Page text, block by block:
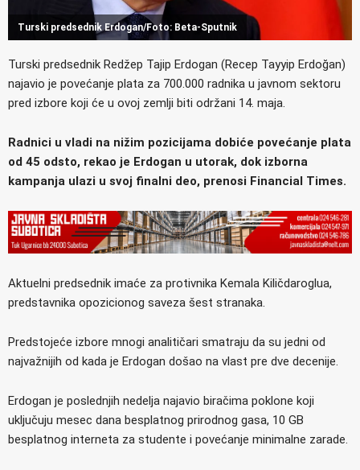
Turski predsednik Erdogan/Foto: Beta-Sputnik
Turski predsednik Redžep Tajip Erdogan (Recep Tayyip Erdoğan)
najavio je povećanje plata za 700.000 radnika u javnom sektoru
pred izbore koji će u ovoj zemlji biti održani 14. maja.
Radnici u vladi na nižim pozicijama dobiće povećanje plata
od 45 odsto, rekao je Erdogan u utorak, dok izborna
kampanja ulazi u svoj finalni deo, prenosi Financial Times.
Aktuelni predsednik imaće za protivnika Kemala Kiličdaroglua,
predstavnika opozicionog saveza šest stranaka.
Predstojeće izbore mnogi analitičari smatraju da su jedni od
najvažnijih od kada je Erdogan došao na vlast pre dve decenije.
Erdogan je poslednjih nedelja najavio biračima poklone koji
uključuju mesec dana besplatnog prirodnog gasa, 10 GB
besplatnog interneta za studente i povećanje minimalne zarade.